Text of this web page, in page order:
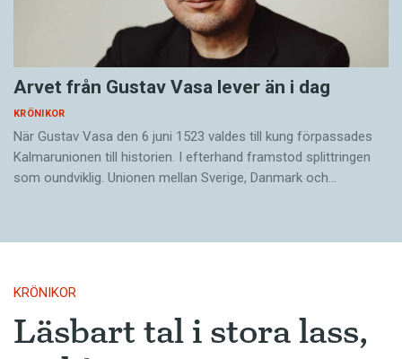
Arvet från Gustav Vasa lever än i dag
KRÖNIKOR
När Gustav Vasa den 6 juni 1523 ­valdes till kung förpassades
Kalmar­unionen till historien. I efterhand framstod splittringen
som ound­viklig. ­Unionen ­mellan Sverige, Danmark och…
KRÖNIKOR
Läsbart tal i stora lass,